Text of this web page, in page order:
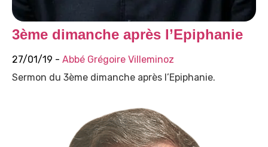
3ème dimanche après l’Epiphanie
27/01/19 - Abbé Grégoire Villeminoz
Sermon du 3ème dimanche après l’Epiphanie.